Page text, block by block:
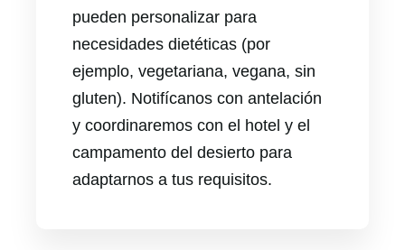
pueden personalizar para
necesidades dietéticas (por
ejemplo, vegetariana, vegana, sin
gluten). Notifícanos con antelación
y coordinaremos con el hotel y el
campamento del desierto para
adaptarnos a tus requisitos.